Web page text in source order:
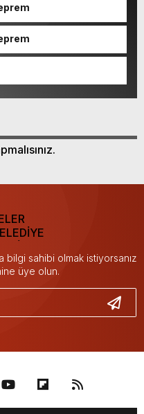
bilgi sahibi olmak istiyorsanız
üye olun.